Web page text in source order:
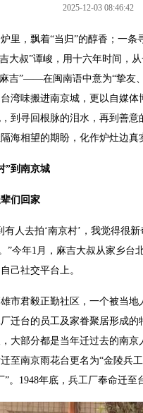
2025-12-03 08:46:42
，飘着“当归”的醇香；一条
大叔”谭峻，用十六年时间，
吉”——在闽南语中意为“挚友
湾味搬进南京城，更以自媒
到寻回根脉的泪水，再到善
海相望的期盼，化作炉灶边真
”到南京城
们回家
人去拍‘南京村’，我觉得很新
”今年1月，麻吉大叔从家乡
己社交平台上。
君毅正勤社区，一个被当地
迁台的员工及家眷聚居形成的
大部分都是当年迁过去的南
至南京雨花台更名为“金陵兵
”。1948年底，兵工厂奉命迁至